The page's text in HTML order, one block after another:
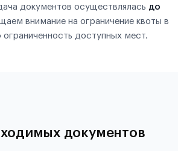
документов осуществлялась до
внимание на ограничение квоты в
доступных мест.
документов